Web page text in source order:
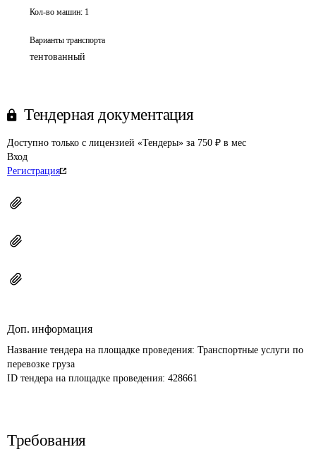
Кол-во машин: 1
Варианты транспорта
тентованный
Тендерная документация
Доступно только с лицензией «Тендеры» за 750 ₽ в мес
Вход
Регистрация
Доп. информация
Название тендера на площадке проведения: Транспортные услуги по
перевозке груза
ID тендера на площадке проведения: 428661
Требования